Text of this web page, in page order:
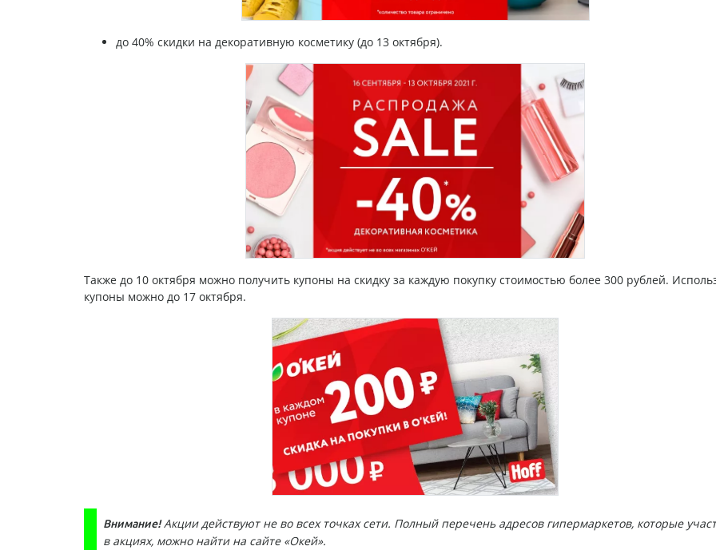
до 40% скидки на декоративную косметику (до 13 октября).
Также до 10 октября можно получить купоны на скидку за каждую покупку стоимостью более 300 рублей.
купоны можно до 17 октября.
Внимание!Акции действуют не во всех точках сети. Полный перечень адресов гипермаркетов, которые
в акциях, можно найти на сайте «Окей».